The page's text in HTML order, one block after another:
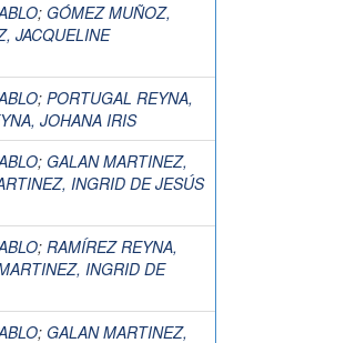
; GÓMEZ MUÑOZ,
JACQUELINE
; PORTUGAL REYNA,
JOHANA IRIS
; GALAN MARTINEZ,
INGRID DE JESÚS
; RAMÍREZ REYNA,
INGRID DE
; GALAN MARTINEZ,